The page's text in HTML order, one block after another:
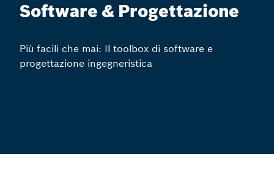
Software & Progettazione
Più facili che mai: Il toolbox di software e
progettazione ingegneristica